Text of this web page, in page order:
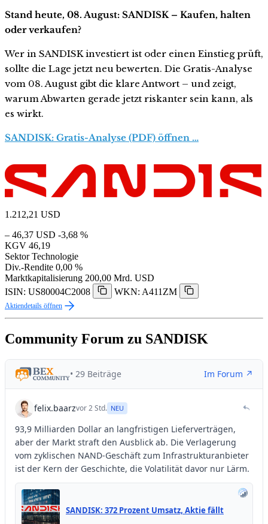
Stand heute, 08. August: SANDISK – Kaufen, halten
oder verkaufen?
Wer in SANDISK investiert ist oder einen Einstieg prüft,
sollte die Lage jetzt neu bewerten. Die Gratis-Analyse
vom 08. August gibt die klare Antwort – und zeigt,
warum Abwarten gerade jetzt riskanter sein kann, als
es wirkt.
SANDISK: Gratis-Analyse (PDF) öffnen …
1.212,21 USD
– 46,37 USD -3,68 %
KGV 46,19
Sektor Technologie
Div.-Rendite 0,00 %
Marktkapitalisierung 200,00 Mrd. USD
ISIN: US80004C2008
WKN: A411ZM
Aktiendetails öffnen
Community Forum zu SANDISK